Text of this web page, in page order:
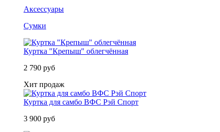
Аксессуары
Сумки
Куртка "Крепыш" облегчённая
2 790 руб
Хит продаж
Куртка для самбо ВФС Рэй Спорт
3 900 руб